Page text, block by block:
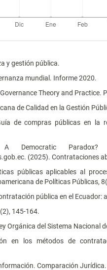
y gestión pública.
mundial. Informe 2020.
Theory and Practice.
de Calidad en la Gestión
de compras públicas en la
Paradox?
(2025). Contrataciones
públicas aplicables al
de Políticas Públicas,
pública en el Ecuador:
145-164.
Orgánica del Sistema Nacional
en los métodos de
Comparación Jurídica.